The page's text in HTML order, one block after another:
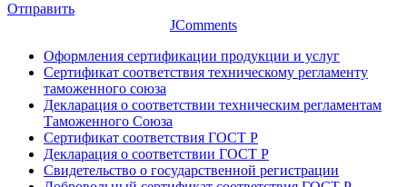
Отправить
JComments
Оформления сертификации продукции и услуг
Сертификат соответствия техническому регламенту
таможенного союза
Декларация о соответствии техническим регламентам
Таможенного Союза
Сертификат соответствия ГОСТ Р
Декларация о соответствии ГОСТ Р
Свидетельство о государственной регистрации